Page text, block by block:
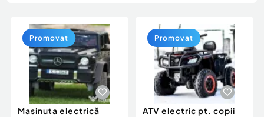
Animale de companie
Afaceri și echipamente profesionale
Inchiriere Bunuri si Vehicule
Piese auto si accesorii
Dacia Duster
Masinuta electrică
Promovat
ATV electric pt. copii
Promovat